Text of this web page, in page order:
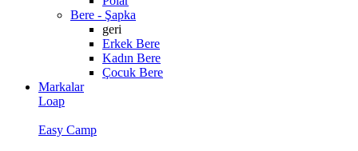
Bere - Şapka
geri
Erkek Bere
Kadın Bere
Çocuk Bere
Markalar
Loap
Easy Camp